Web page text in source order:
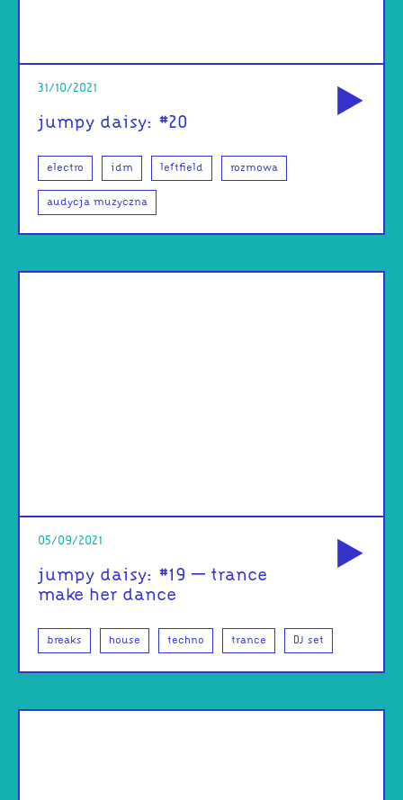
31/10/2021
jumpy daisy: #20
electro idm leftfield rozmowa
audycja muzyczna
05/09/2021
jumpy daisy: #19 – trance
make her dance
breaks house techno trance DJ set